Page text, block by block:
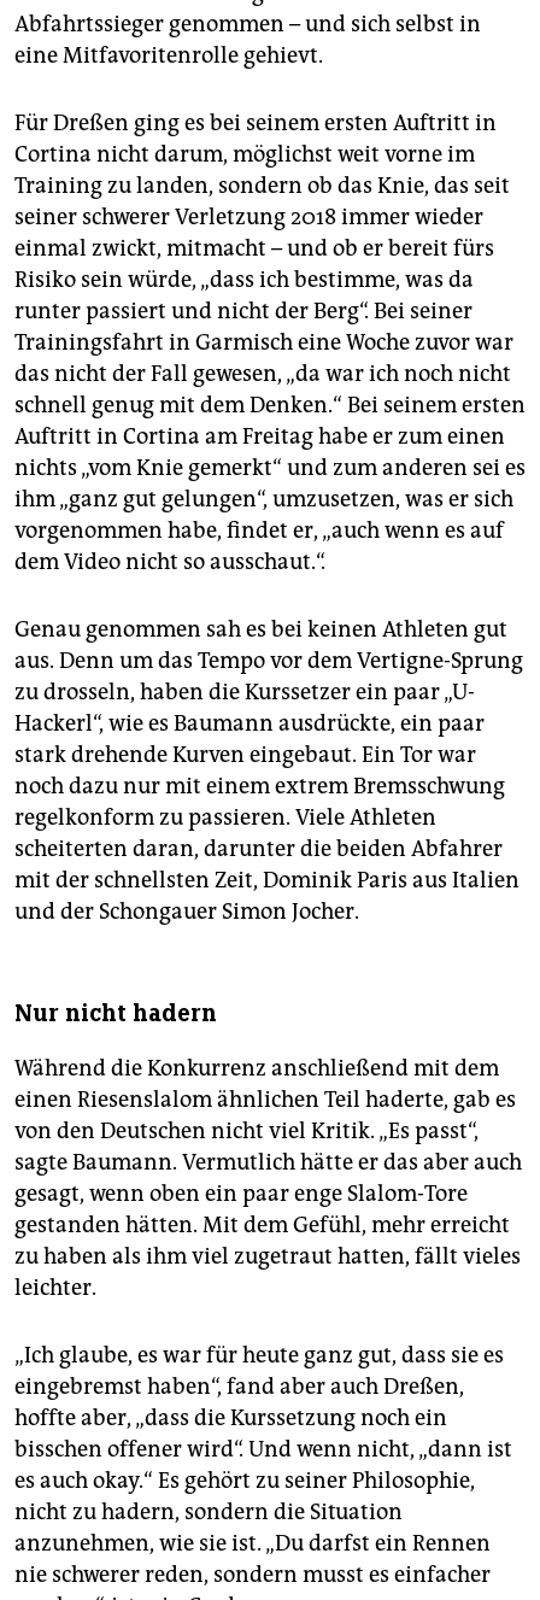
Abfahrtssieger genommen – und sich selbst in
eine Mitfavoritenrolle gehievt.
Für Dreßen ging es bei seinem ersten Auftritt in
Cortina nicht darum, möglichst weit vorne im
Training zu landen, sondern ob das Knie, das seit
seiner schwerer Verletzung 2018 immer wieder
einmal zwickt, mitmacht – und ob er bereit fürs
Risiko sein würde, „dass ich bestimme, was da
runter passiert und nicht der Berg“. Bei seiner
Trainingsfahrt in Garmisch eine Woche zuvor war
das nicht der Fall gewesen, „da war ich noch nicht
schnell genug mit dem Denken.“ Bei seinem ersten
Auftritt in Cortina am Freitag habe er zum einen
nichts „vom Knie gemerkt“ und zum anderen sei es
ihm „ganz gut gelungen“, umzusetzen, was er sich
vorgenommen habe, findet er, „auch wenn es auf
dem Video nicht so ausschaut.“.
Genau genommen sah es bei keinen Athleten gut
aus. Denn um das Tempo vor dem Vertigne-Sprung
zu drosseln, haben die Kurssetzer ein paar „U-
Hackerl“, wie es Baumann ausdrückte, ein paar
stark drehende Kurven eingebaut. Ein Tor war
noch dazu nur mit einem extrem Bremsschwung
regelkonform zu passieren. Viele Athleten
scheiterten daran, darunter die beiden Abfahrer
mit der schnellsten Zeit, Dominik Paris aus Italien
und der Schongauer Simon Jocher.
Nur nicht hadern
Während die Konkurrenz anschließend mit dem
einen Riesenslalom ähnlichen Teil haderte, gab es
von den Deutschen nicht viel Kritik. „Es passt“,
sagte Baumann. Vermutlich hätte er das aber auch
gesagt, wenn oben ein paar enge Slalom-Tore
gestanden hätten. Mit dem Gefühl, mehr erreicht
zu haben als ihm viel zugetraut hatten, fällt vieles
leichter.
„Ich glaube, es war für heute ganz gut, dass sie es
eingebremst haben“, fand aber auch Dreßen,
hoffte aber, „dass die Kurssetzung noch ein
bisschen offener wird“. Und wenn nicht, „dann ist
es auch okay.“ Es gehört zu seiner Philosophie,
nicht zu hadern, sondern die Situation
anzunehmen, wie sie ist. „Du darfst ein Rennen
nie schwerer reden, sondern musst es einfacher